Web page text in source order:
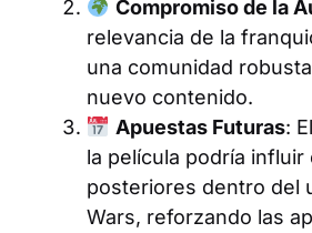
Compromiso de la
relevancia de la
una comunidad
nuevo contenido.
Apuestas Futuras:
la película podría
posteriores dentro del
Wars, reforzando las